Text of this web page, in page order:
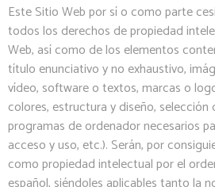
Este Sitio Web por sí o como parte
todos los derechos de propiedad
Web, así como de los elementos
título enunciativo y no exhaustivo,
vídeo, software o textos, marcas o
colores, estructura y diseño, selección
programas de ordenador necesarios
acceso y uso, etc.). Serán, por
como propiedad intelectual por el